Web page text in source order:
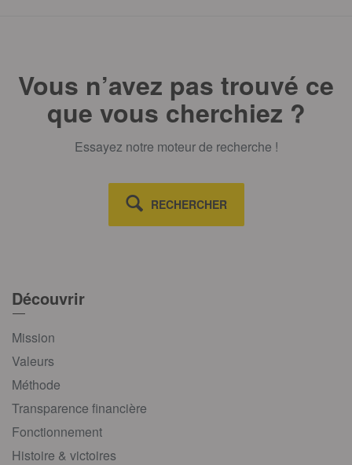
Vous n’avez pas trouvé ce
que vous cherchiez ?
Essayez notre moteur de recherche !
RECHERCHER
Découvrir
Mission
Valeurs
Méthode
Transparence financière
Fonctionnement
Histoire & victoires